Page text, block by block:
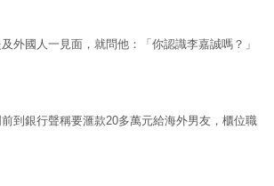
外國人一見面，就問他：「你認識李嘉誠嗎？」
到銀行聲稱要滙款20多萬元給海外男友，櫃位職